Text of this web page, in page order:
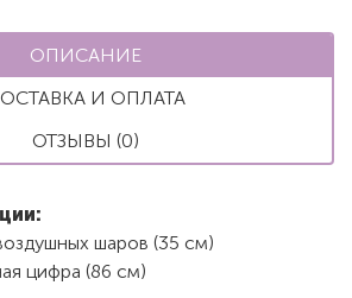
ОПИСАНИЕ
И ОПЛАТА
ОТЗЫВЫ (0)
шаров (35 см)
цифра (86 см)